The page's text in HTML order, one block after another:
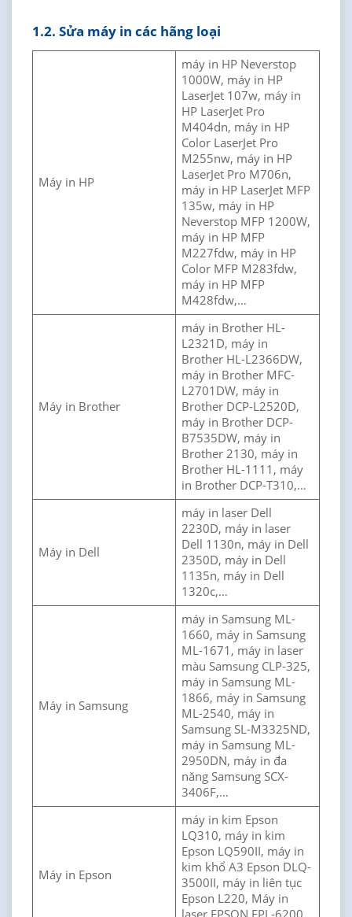
1.2. Sửa máy in các hãng loại
Máy in HP
máy in HP Neverstop
1000W, máy in HP
LaserJet 107w, máy in
HP LaserJet Pro
M404dn, máy in HP
Color LaserJet Pro
M255nw, máy in HP
LaserJet Pro M706n,
máy in HP LaserJet MFP
135w, máy in HP
Neverstop MFP 1200W,
máy in HP MFP
M227fdw, máy in HP
Color MFP M283fdw,
máy in HP MFP
M428fdw,…
Máy in Brother
máy in Brother HL-
L2321D, máy in
Brother HL-L2366DW,
máy in Brother MFC-
L2701DW, máy in
Brother DCP-L2520D,
máy in Brother DCP-
B7535DW, máy in
Brother 2130, máy in
Brother HL-1111, máy
in Brother DCP-T310,…
Máy in Dell
máy in laser Dell
2230D, máy in laser
Dell 1130n, máy in Dell
2350D, máy in Dell
1135n, máy in Dell
1320c,…
Máy in Samsung
máy in Samsung ML-
1660, máy in Samsung
ML-1671, máy in laser
màu Samsung CLP-325,
máy in Samsung ML-
1866, máy in Samsung
ML-2540, máy in
Samsung SL-M3325ND,
máy in Samsung ML-
2950DN, máy in đa
năng Samsung SCX-
3406F,…
Máy in Epson
máy in kim Epson
LQ310, máy in kim
Epson LQ590II, máy in
kim khổ A3 Epson DLQ-
3500II, máy in liên tục
Epson L220, Máy in